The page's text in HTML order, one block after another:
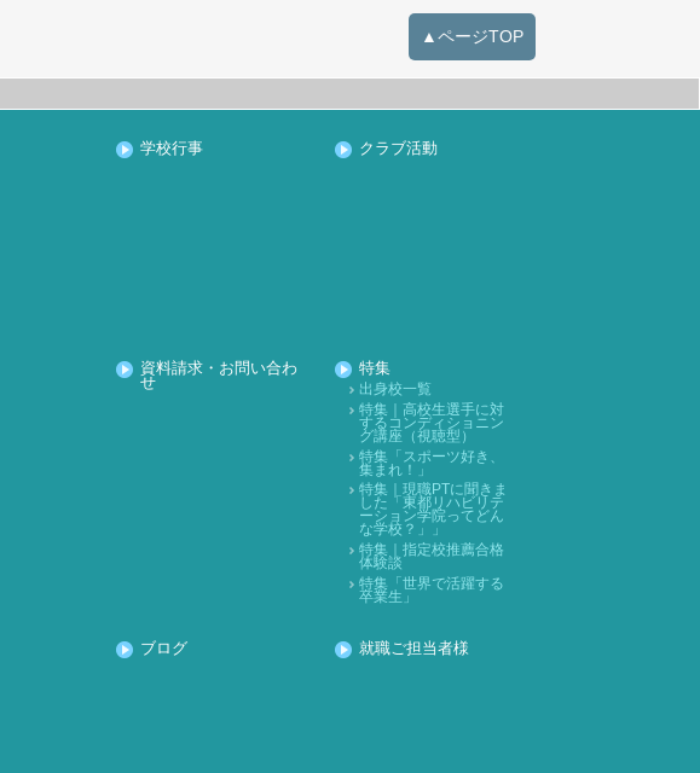
2022年05月
2022年04月
2021年09月
▲ページTOP
学校行事 クラブ活動
資料請求・お問い合わ
せ
特集
出身校一覧
特集｜高校生選手に対
するコンディショニン
グ講座（視聴型）
特集「スポーツ好き、
集まれ！」
特集｜現職PTに聞きま
した「東都リハビリテ
ーション学院ってどん
な学校？」」
特集｜指定校推薦合格
体験談
特集「世界で活躍する
卒業生」
ブログ 就職ご担当者様